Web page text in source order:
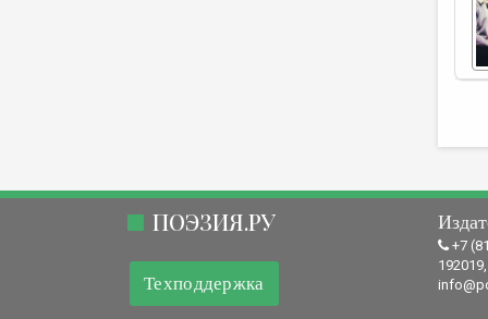
ПОЭЗИЯ.РУ
Техподдержка
+7